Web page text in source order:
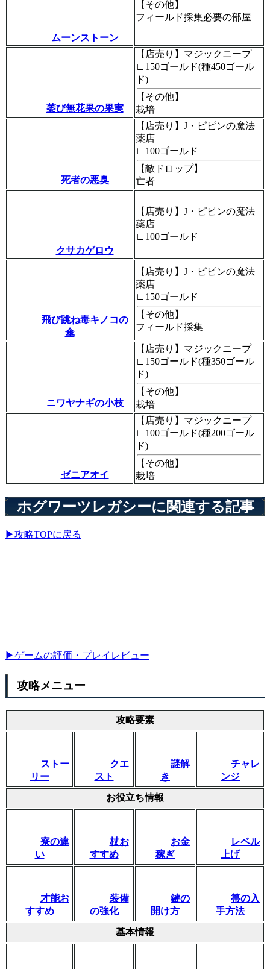
ムーンストーン
【その他】
フィールド採集必要の部屋
萎び無花果の果実
【店売り】マジックニープ
∟150ゴールド(種450ゴール
ド)
【その他】
栽培
死者の悪臭
【店売り】J・ピピンの魔法
薬店
∟100ゴールド
【敵ドロップ】
亡者
クサカゲロウ
【店売り】J・ピピンの魔法
薬店
∟100ゴールド
飛び跳ね毒キノコの
傘
【店売り】J・ピピンの魔法
薬店
∟150ゴールド
【その他】
フィールド採集
ニワヤナギの小枝
【店売り】マジックニープ
∟150ゴールド(種350ゴール
ド)
【その他】
栽培
ゼニアオイ
【店売り】マジックニープ
∟100ゴールド(種200ゴール
ド)
【その他】
栽培
ホグワーツレガシーに関連する記事
▶攻略TOPに戻る
▶ゲームの評価・プレイレビュー
攻略メニュー
攻略要素
ストー
リー
クエ
スト
謎解
き
チャレ
ンジ
お役立ち情報
寮の違
い
杖お
すすめ
お金
稼ぎ
レベル
上げ
才能お
すすめ
装備
の強化
鍵の
開け方
箒の入
手方法
基本情報